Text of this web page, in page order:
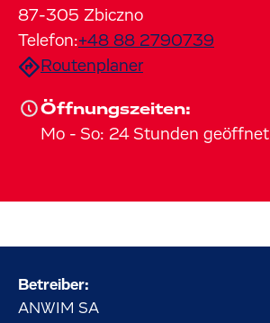
87-305 Zbiczno
Telefon:+48 88 2790739
Routenplaner
Öffnungszeiten:
Mo - So: 24 Stunden geöffnet
Betreiber:
ANWIM SA